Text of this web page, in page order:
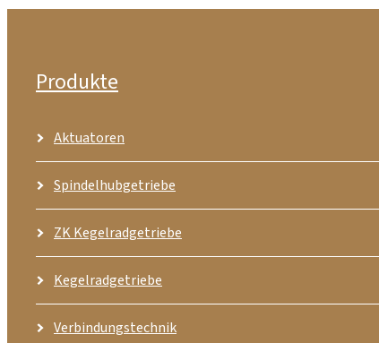
Produkte
Aktuatoren
Spindelhubgetriebe
ZK Kegelradgetriebe
Kegelradgetriebe
Verbindungstechnik